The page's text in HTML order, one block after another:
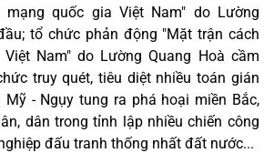
quốc gia Việt Nam" do Lường
tổ chức phản động "Mặt trận cách
Nam" do Lường Quang Hoà cầm
truy quét, tiêu diệt nhiều toán gián
Mỹ - Ngụy tung ra phá hoại miền Bắc,
dân trong tỉnh lập nhiều chiến công
đấu tranh thống nhất đất nước...